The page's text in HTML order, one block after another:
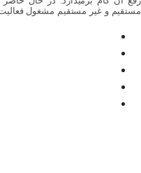
مستقیم و غیر مستقیم مشغول